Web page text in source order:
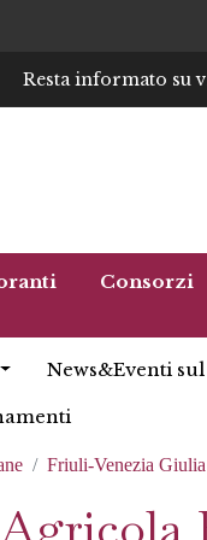
Resta informato su
Consorzi
News&Eventi
Friuli-Venezia Giulia